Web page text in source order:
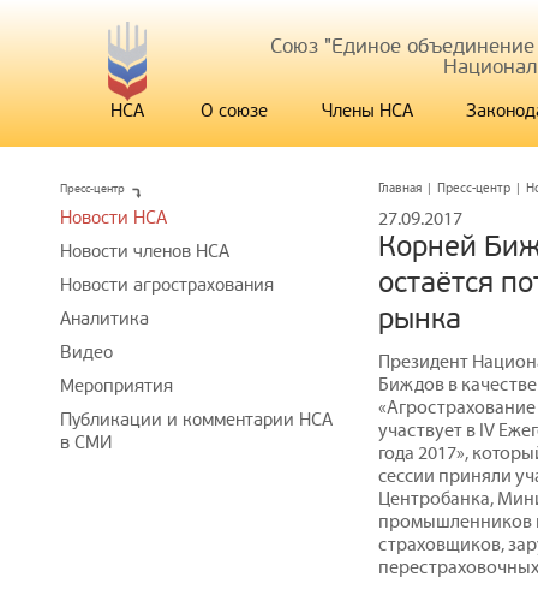
Союз "Единое
НСА О союзе Члены НСА
Главная | Пресс-центр |
27.09.2017
Корней
остаётся
рынка
Президент
Биждов в
участвует в IV
года 2017»,
сессии приняли
Центробанка,
промышленников
страховщиков,
Пресс-центр
Новости НСА
Новости членов НСА
Новости агрострахования
Аналитика
Видео
Мероприятия
Публикации и комментарии НСА
в СМИ